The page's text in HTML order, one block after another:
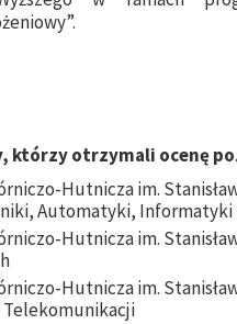
którzy otrzymali ocenę
Hutnicza im.
Automatyki, Informatyki
Hutnicza im.
Hutnicza im.